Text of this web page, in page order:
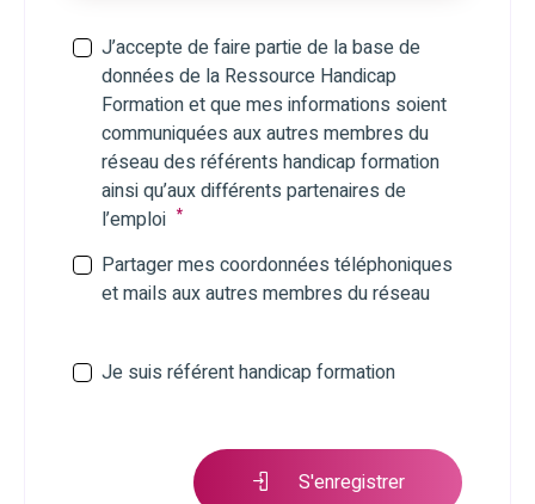
J’accepte de faire partie de la base de
données de la Ressource Handicap
Formation et que mes informations soient
communiquées aux autres membres du
réseau des référents handicap formation
ainsi qu’aux différents partenaires de
l’emploi *
Partager mes coordonnées téléphoniques
et mails aux autres membres du réseau
Je suis référent handicap formation
S'enregistrer